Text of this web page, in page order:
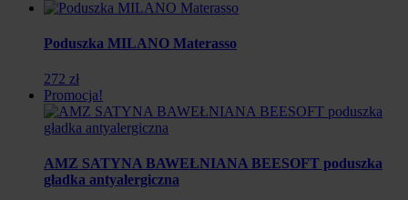
Poduszka MILANO Materasso
272 zł
Promocja!
AMZ SATYNA BAWEŁNIANA BEESOFT poduszka
gładka antyalergiczna